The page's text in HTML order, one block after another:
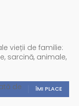
vieții de familie:
sarcină, animale,
ÎMI PLACE
de